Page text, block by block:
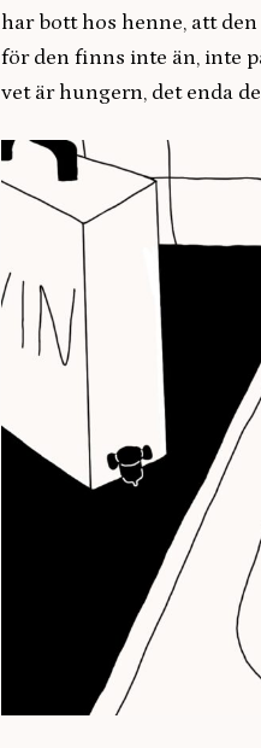
har bott hos henne, att
för den finns inte än, inte
vet är hungern, det enda